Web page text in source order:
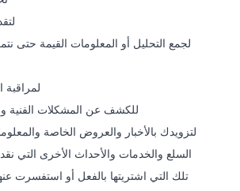
لجمع التحليل أو المعلومات القيمة حتى
لمراقبة
للكشف عن المشكلات الفنية
لتزويدك بالأخبار والعروض الخاصة
السلع والخدمات والأحداث الأخرى التي
تلك التي اشتريتها بالفعل أو استفسرت